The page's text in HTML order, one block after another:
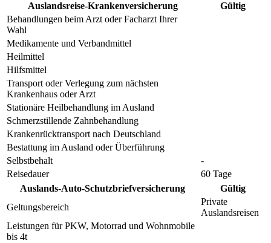
Auslandsreise-Krankenversicherung
Gültig
Behandlungen beim Arzt oder Facharzt Ihrer
Wahl
Medikamente und Verbandmittel
Heilmittel
Hilfsmittel
Transport oder Verlegung zum nächsten
Krankenhaus oder Arzt
Stationäre Heilbehandlung im Ausland
Schmerzstillende Zahnbehandlung
Krankenrücktransport nach Deutschland
Bestattung im Ausland oder Überführung
Selbstbehalt
-
Reisedauer
60 Tage
Auslands-Auto-Schutzbriefversicherung
Gültig
Geltungsbereich
Private
Auslandsreisen
Leistungen für PKW, Motorrad und Wohnmobile
bis 4t